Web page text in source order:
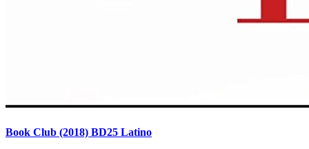
Book Club (2018) BD25 Latino